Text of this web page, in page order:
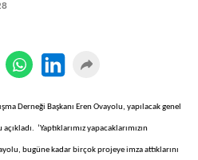
Derneği Başkanı Eren Ovayolu, yapılacak genel
‘Yaptıklarımız yapacaklarımızın
bugüne kadar birçok projeye imza attıklarını